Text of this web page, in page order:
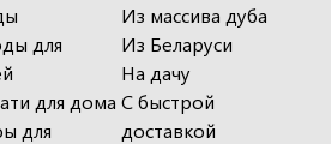
для
для дома
для
Из массива дуба
Из Беларуси
На дачу
С быстрой
доставкой